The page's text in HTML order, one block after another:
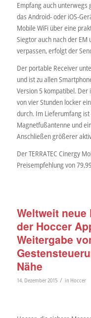
Empfang auch unterwegs
das Android- oder iOS-
Mobile WiFi über eine
Siegtor auch nach der EM
verpassen, erfolgt der
Der portable Receiver
und ist zu allen
Version 5 kompatibel.
von vier Stunden locker
durch. Im Lieferumfang ist
Magnetfußantenne und
Anschließen größerer
Der TERRATEC Cinergy
Preisempfehlung von
Weltweit
der Hoccer
Weitergabe
Nähe
14. Dezember 2015 / in Hoccer